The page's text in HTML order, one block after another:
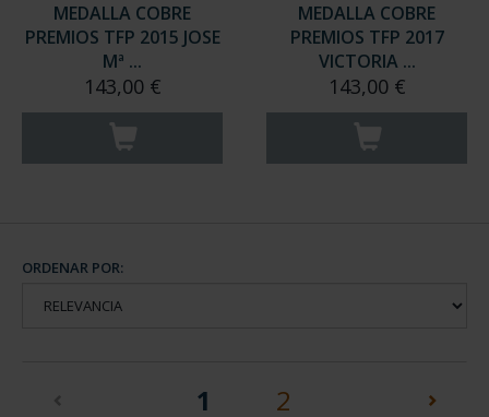
MEDALLA COBRE
PREMIOS TFP 2015 JOSE
Mª ...
143,00 €
MEDALLA COBRE
PREMIOS TFP 2017
VICTORIA ...
143,00 €
ORDENAR POR:
1 (current)
2